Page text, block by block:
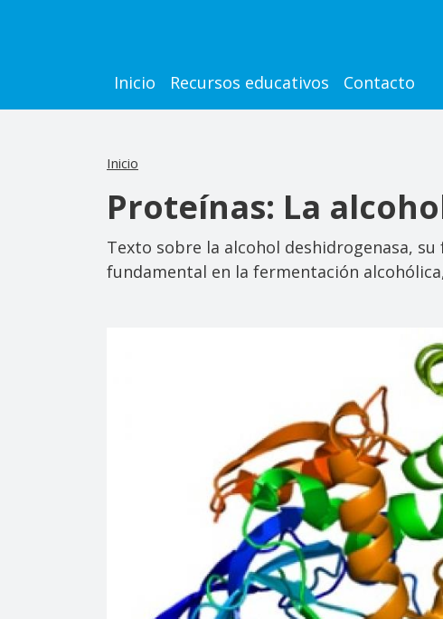
Main navigation
Inicio Recursos educativos Contacto
Inicio
Proteínas: La
Texto sobre la alcohol deshidrogenasa,
fundamental en la fermentación